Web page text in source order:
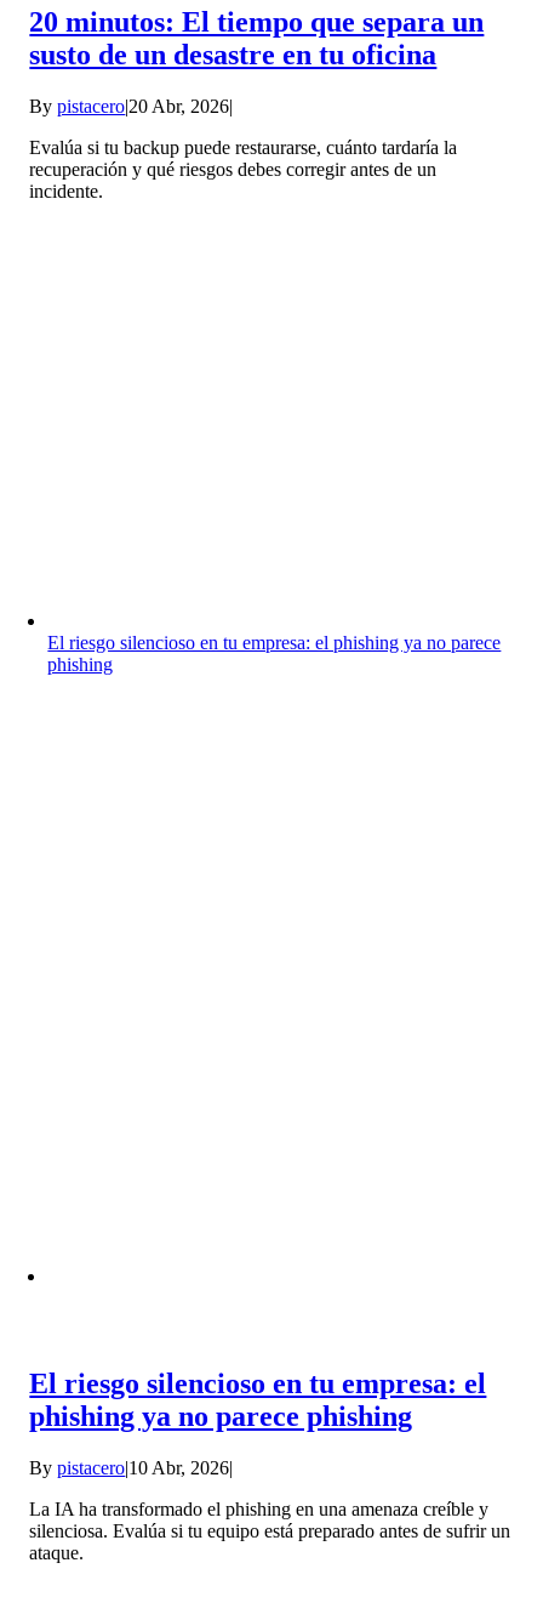
20 minutos: El tiempo que separa un
susto de un desastre en tu oficina
Bypistacero|20 Abr, 2026|
Evalúa si tu backup puede restaurarse, cuánto tardaría la
recuperación y qué riesgos debes corregir antes de un
incidente.
El riesgo silencioso en tu empresa: el phishing ya no parece
phishing
El riesgo silencioso en tu empresa: el
phishing ya no parece phishing
Bypistacero|10 Abr, 2026|
La IA ha transformado el phishing en una amenaza creíble y
silenciosa. Evalúa si tu equipo está preparado antes de sufrir un
ataque.